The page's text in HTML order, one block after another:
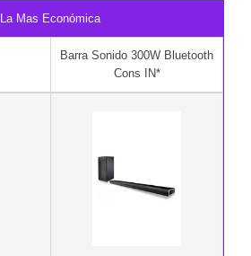
La Mas Económica
Barra Sonido 300W Bluetooth
Cons IN*